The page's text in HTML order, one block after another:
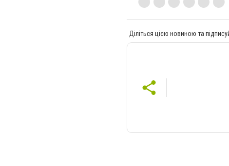
Діліться цією новиною та